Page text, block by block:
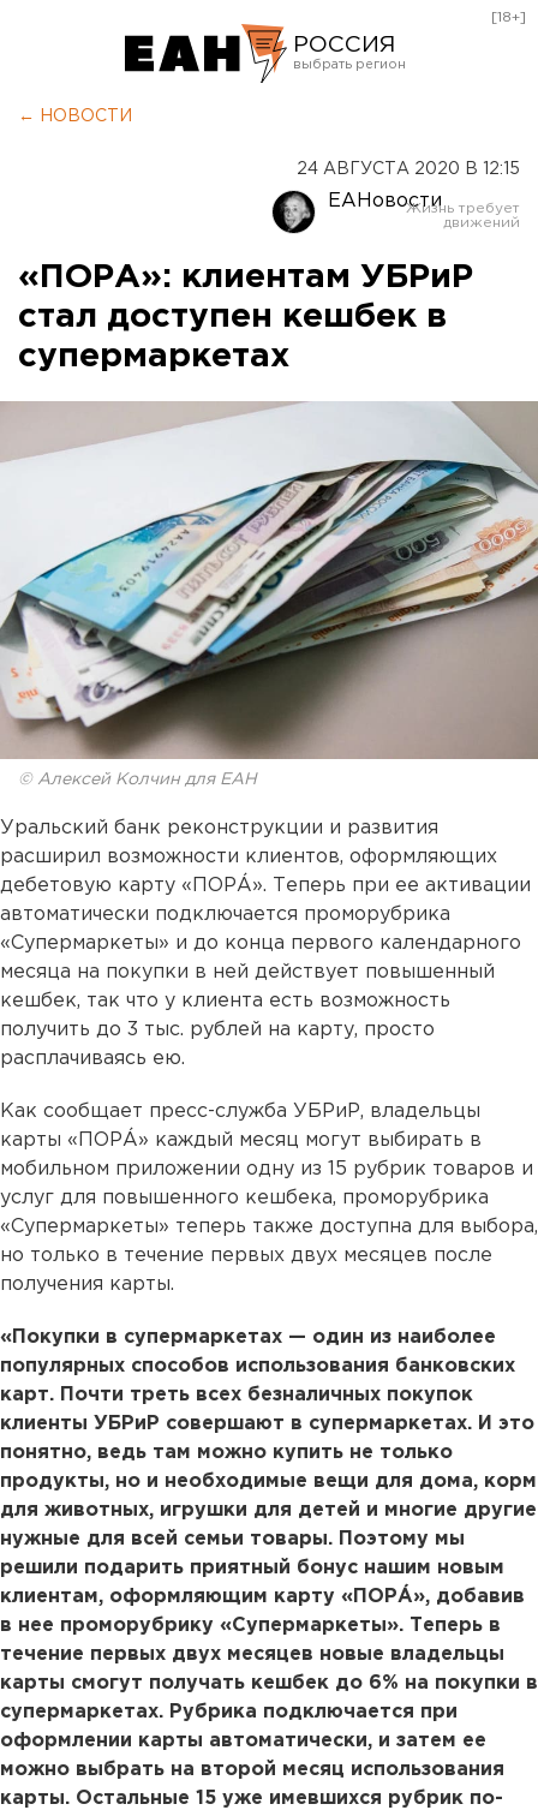
РОССИЯ
Оренбург
[18+]
← НОВОСТИ
24 АВГУСТА 2020 В 12:15
ЕАНовости
«ПОРА»: клиентам УБРиР
стал доступен кешбек в
супермаркетах
© Алексей Колчин для ЕАН
Уральский банк реконструкции и развития
расширил возможности клиентов, оформляющих
дебетовую карту «ПОРÁ». Теперь при ее активации
автоматически подключается проморубрика
«Супермаркеты» и до конца первого календарного
месяца на покупки в ней действует повышенный
кешбек, так что у клиента есть возможность
получить до 3 тыс. рублей на карту, просто
расплачиваясь ею.
Как сообщает пресс-служба УБРиР, владельцы
карты «ПОРÁ» каждый месяц могут выбирать в
мобильном приложении одну из 15 рубрик товаров и
услуг для повышенного кешбека, проморубрика
«Супермаркеты» теперь также доступна для выбора,
но только в течение первых двух месяцев после
получения карты.
«Покупки в супермаркетах — один из наиболее
популярных способов использования банковских
карт. Почти треть всех безналичных покупок
клиенты УБРиР совершают в супермаркетах. И это
понятно, ведь там можно купить не только
продукты, но и необходимые вещи для дома, корм
для животных, игрушки для детей и многие другие
нужные для всей семьи товары. Поэтому мы
решили подарить приятный бонус нашим новым
клиентам, оформляющим карту «ПОРÁ», добавив
в нее проморубрику «Супермаркеты». Теперь в
течение первых двух месяцев новые владельцы
карты смогут получать кешбек до 6% на покупки в
супермаркетах. Рубрика подключается при
оформлении карты автоматически, и затем ее
можно выбрать на второй месяц использования
карты. Остальные 15 уже имевшихся рубрик по-